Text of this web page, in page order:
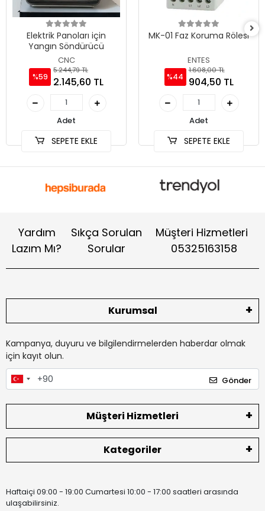
Elektrik Panoları için
Yangın Söndürücü
CNC
%59
5.244,79 TL
2.145,60 TL
Adet
SEPETE EKLE
MK-01 Faz Koruma Rölesi
ENTES
%44
1.608,00 TL
904,50 TL
Adet
SEPETE EKLE
Yardım
Lazım Mı?
Sıkça Sorulan
Sorular
Müşteri Hizmetleri
05325163158
Kurumsal
Kampanya, duyuru ve bilgilendirmelerden haberdar olmak
için kayıt olun.
Gönder
Müşteri Hizmetleri
Kategoriler
Haftaiçi 09:00 - 19:00 Cumartesi 10:00 - 17:00 saatleri arasında
ulaşabilirsiniz.